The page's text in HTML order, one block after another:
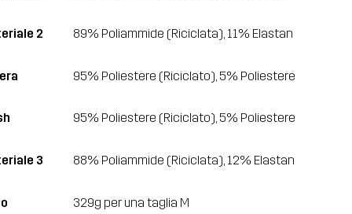
2 89% Poliammide (Riciclata), 11% Elastan
95% Poliestere (Riciclato), 5% Poliestere
95% Poliestere (Riciclato), 5% Poliestere
3 88% Poliammide (Riciclata), 12% Elastan
329g per una taglia M